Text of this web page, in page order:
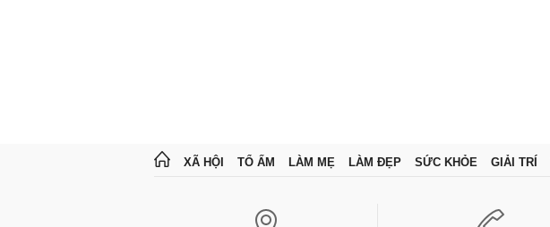
XÃ HỘI TỔ ẤM LÀM MẸ LÀM ĐẸP SỨC KHỎE GIẢI TRÍ